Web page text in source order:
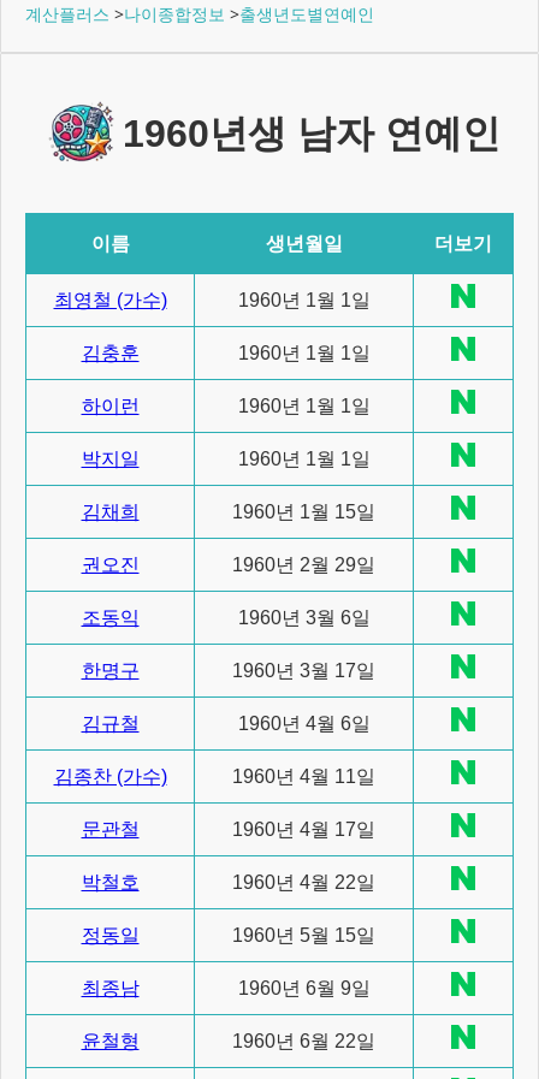
계산플러스 >나이종합정보 >출생년도별연예인
1960년생 남자 연예인
이름 생년월일 더보기
최영철 (가수) 1960년 1월 1일
김충훈 1960년 1월 1일
하이런 1960년 1월 1일
박지일 1960년 1월 1일
김채희 1960년 1월 15일
권오진 1960년 2월 29일
조동익 1960년 3월 6일
한명구 1960년 3월 17일
김규철 1960년 4월 6일
김종찬 (가수) 1960년 4월 11일
문관철 1960년 4월 17일
박철호 1960년 4월 22일
정동일 1960년 5월 15일
최종남 1960년 6월 9일
윤철형 1960년 6월 22일